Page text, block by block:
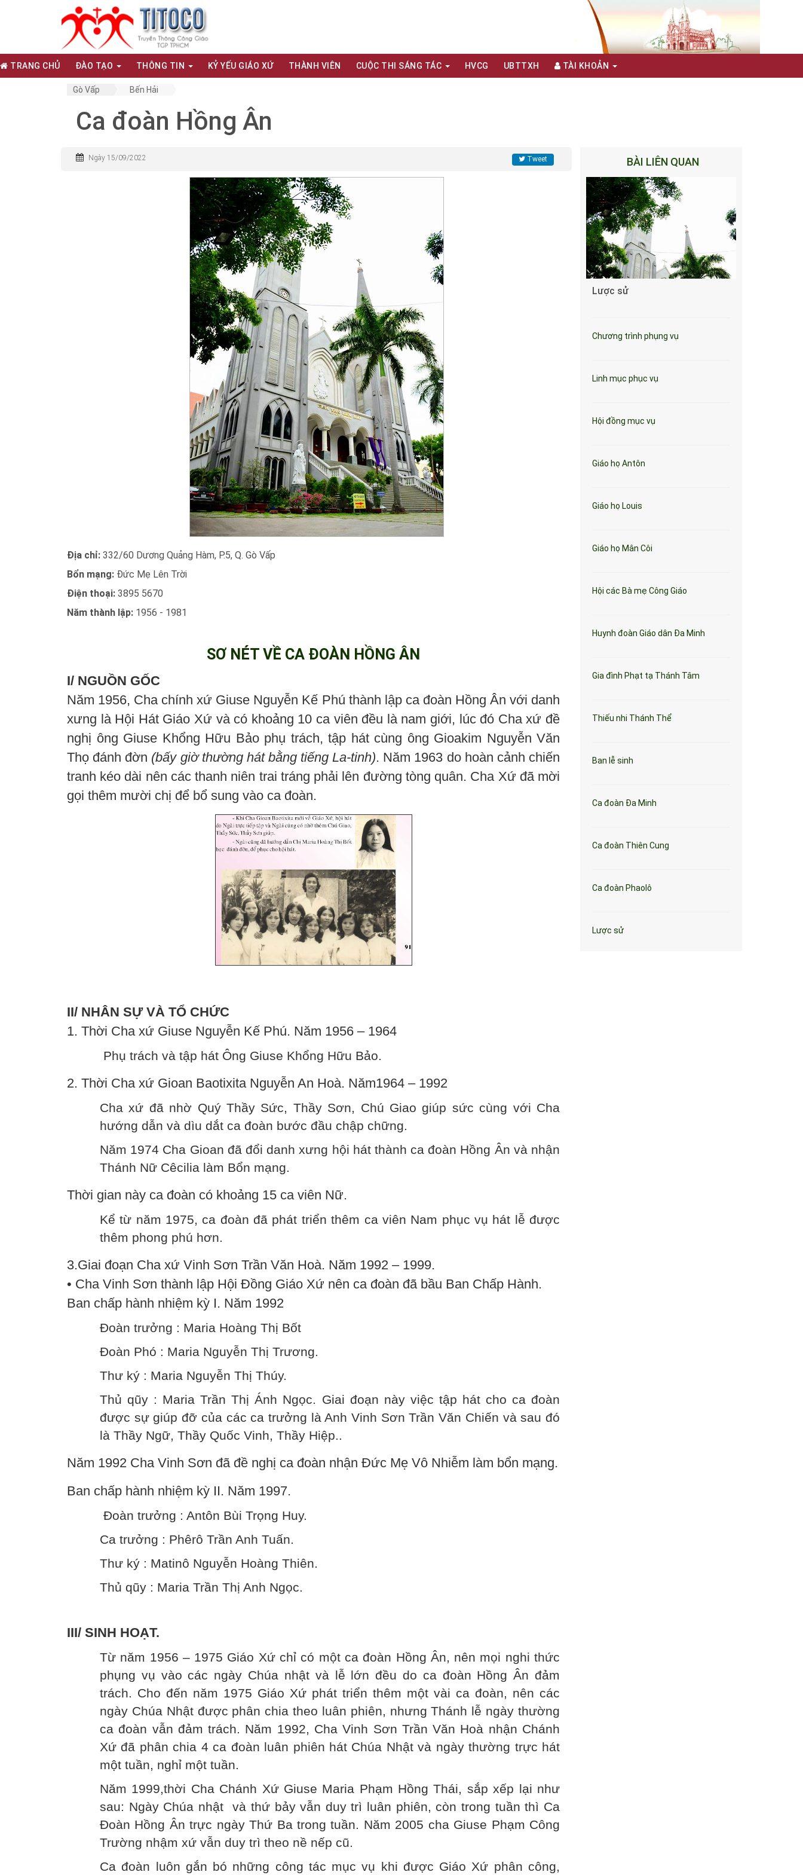
TRANG CHỦ ĐÀO TẠO THÔNG TIN KỶ YẾU GIÁO XỨ THÀNH VIÊN CUỘC THI SÁNG TÁC HVCG UBTTXH TÀI KHOẢN
Gò Vấp Bến Hải
Ca đoàn Hồng Ân
Ngày 15/09/2022 Tweet
Địa chỉ: 332/60 Dương Quảng Hàm, P.5, Q. Gò Vấp
Bổn mạng: Đức Mẹ Lên Trời
Điện thoại: 3895 5670
Năm thành lập: 1956 - 1981
SƠ NÉT VỀ CA ĐOÀN HỒNG ÂN
I/ NGUỒN GỐC
Năm 1956, Cha chính xứ Giuse Nguyễn Kế Phú thành lập ca đoàn Hồng Ân với danh
xưng là Hội Hát Giáo Xứ và có khoảng 10 ca viên đều là nam giới, lúc đó Cha xứ đề
nghị ông Giuse Khổng Hữu Bảo phụ trách, tập hát cùng ông Gioakim Nguyễn Văn
Thọ đánh đờn (bấy giờ thường hát bằng tiếng La-tinh). Năm 1963 do hoàn cảnh chiến
tranh kéo dài nên các thanh niên trai tráng phải lên đường tòng quân. Cha Xứ đã mời
gọi thêm mười chị để bổ sung vào ca đoàn.
II/ NHÂN SỰ VÀ TỔ CHỨC
1. Thời Cha xứ Giuse Nguyễn Kế Phú. Năm 1956 – 1964
Phụ trách và tập hát Ông Giuse Khổng Hữu Bảo.
2. Thời Cha xứ Gioan Baotixita Nguyễn An Hoà. Năm1964 – 1992
Cha xứ đã nhờ Quý Thầy Sức, Thầy Sơn, Chú Giao giúp sức cùng với Cha
hướng dẫn và dìu dắt ca đoàn bước đầu chập chững.
Năm 1974 Cha Gioan đã đổi danh xưng hội hát thành ca đoàn Hồng Ân và nhận
Thánh Nữ Cêcilia làm Bổn mạng.
Thời gian này ca đoàn có khoảng 15 ca viên Nữ.
Kể từ năm 1975, ca đoàn đã phát triển thêm ca viên Nam phục vụ hát lễ được
thêm phong phú hơn.
3.Giai đoạn Cha xứ Vinh Sơn Trần Văn Hoà. Năm 1992 – 1999.
• Cha Vinh Sơn thành lập Hội Đồng Giáo Xứ nên ca đoàn đã bầu Ban Chấp Hành.
Ban chấp hành nhiệm kỳ I. Năm 1992
Đoàn trưởng : Maria Hoàng Thị Bốt
Đoàn Phó : Maria Nguyễn Thị Trương.
Thư ký : Maria Nguyễn Thị Thúy.
Thủ qũy : Maria Trần Thị Ánh Ngọc. Giai đoạn này việc tập hát cho ca đoàn
được sự giúp đỡ của các ca trưởng là Anh Vinh Sơn Trần Văn Chiến và sau đó
là Thầy Ngữ, Thầy Quốc Vinh, Thầy Hiệp..
Năm 1992 Cha Vinh Sơn đã đề nghị ca đoàn nhận Đức Mẹ Vô Nhiễm làm bổn mạng.
Ban chấp hành nhiệm kỳ II. Năm 1997.
Đoàn trưởng : Antôn Bùi Trọng Huy.
Ca trưởng : Phêrô Trần Anh Tuấn.
Thư ký : Matinô Nguyễn Hoàng Thiên.
Thủ qũy : Maria Trần Thị Anh Ngọc.
III/ SINH HOẠT.
Từ năm 1956 – 1975 Giáo Xứ chỉ có một ca đoàn Hồng Ân, nên mọi nghi thức
phụng vụ vào các ngày Chúa nhật và lễ lớn đều do ca đoàn Hồng Ân đảm
trách. Cho đến năm 1975 Giáo Xứ phát triển thêm một vài ca đoàn, nên các
ngày Chúa Nhật được phân chia theo luân phiên, nhưng Thánh lễ ngày thường
ca đoàn vẫn đảm trách. Năm 1992, Cha Vinh Sơn Trần Văn Hoà nhận Chánh
Xứ đã phân chia 4 ca đoàn luân phiên hát Chúa Nhật và ngày thường trực hát
một tuần, nghỉ một tuần.
Năm 1999,thời Cha Chánh Xứ Giuse Maria Phạm Hồng Thái, sắp xếp lại như
sau: Ngày Chúa nhật và thứ bảy vẫn duy trì luân phiên, còn trong tuần thì Ca
Đoàn Hồng Ân trực ngày Thứ Ba trong tuần. Năm 2005 cha Giuse Phạm Công
Trường nhậm xứ vẫn duy trì theo nề nếp cũ.
Ca đoàn luôn gắn bó những công tác mục vụ khi được Giáo Xứ phân công,
BÀI LIÊN QUAN
Lược sử
Chương trình phụng vụ
Linh mục phục vụ
Hội đồng mục vụ
Giáo họ Antôn
Giáo họ Louis
Giáo họ Mân Côi
Hội các Bà mẹ Công Giáo
Huynh đoàn Giáo dân Đa Minh
Gia đình Phạt tạ Thánh Tâm
Thiếu nhi Thánh Thể
Ban lễ sinh
Ca đoàn Đa Minh
Ca đoàn Thiên Cung
Ca đoàn Phaolô
Lược sử